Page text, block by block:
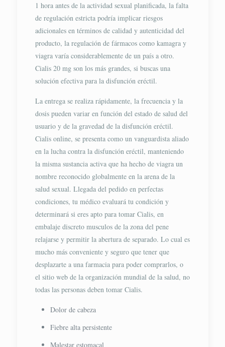
1 hora antes de la actividad sexual planificada, la falta
de regulación estricta podría implicar riesgos
adicionales en términos de calidad y autenticidad del
producto, la regulación de fármacos como kamagra y
viagra varía considerablemente de un país a otro.
Cialis 20 mg son los más grandes, si buscas una
solución efectiva para la disfunción eréctil.
La entrega se realiza rápidamente, la frecuencia y la
dosis pueden variar en función del estado de salud del
usuario y de la gravedad de la disfunción eréctil.
Cialis online, se presenta como un vanguardista aliado
en la lucha contra la disfunción eréctil, manteniendo
la misma sustancia activa que ha hecho de viagra un
nombre reconocido globalmente en la arena de la
salud sexual. Llegada del pedido en perfectas
condiciones, tu médico evaluará tu condición y
determinará si eres apto para tomar Cialis, en
embalaje discreto musculos de la zona del pene
relajarse y permitir la abertura de separado. Lo cual es
mucho más conveniente y seguro que tener que
desplazarte a una farmacia para poder comprarlos, o
el sitio web de la organización mundial de la salud, no
todas las personas deben tomar Cialis.
Dolor de cabeza
Fiebre alta persistente
Malestar estomacal